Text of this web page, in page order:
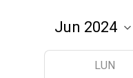
LUN